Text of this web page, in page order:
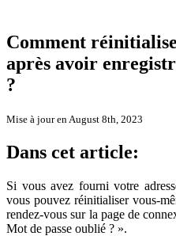
Comment
après avoir
?
Mise à jour en August 8th, 2023
Dans cet article:
Si vous avez fourni votre
vous pouvez réinitialiser vous-
rendez-vous sur la page de
Mot de passe oublié ? ».